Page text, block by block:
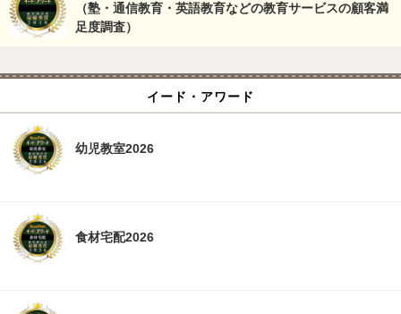
（塾・通信教育・英語教育などの教育サービスの顧客満
足度調査）
イード・アワード
幼児教室2026
食材宅配2026